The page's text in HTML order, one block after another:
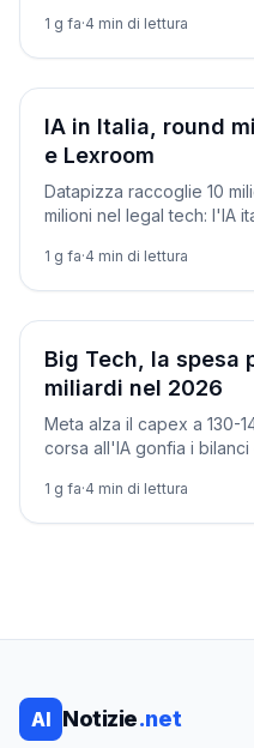
1 g fa·4 min di lettura
Aziende
IA in Italia, round
e Lexroom
Datapizza raccoglie 10
milioni nel legal tech: l'IA
1 g fa·4 min di lettura
Aziende
Big Tech, la spesa
miliardi nel 2026
Meta alza il capex a 130-
corsa all'IA gonfia i
1 g fa·4 min di lettura
AI Notizie.net